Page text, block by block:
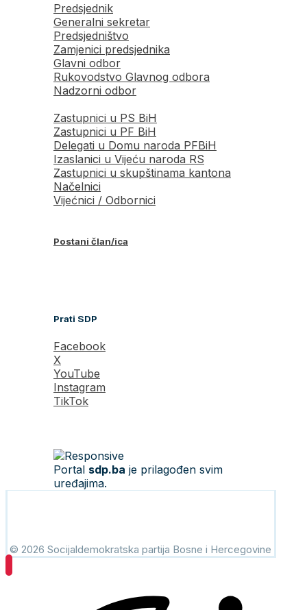
Predsjednik
Generalni sekretar
Predsjedništvo
Zamjenici predsjednika
Glavni odbor
Rukovodstvo Glavnog odbora
Nadzorni odbor
Zastupnici u PS BiH
Zastupnici u PF BiH
Delegati u Domu naroda PFBiH
Izaslanici u Vijeću naroda RS
Zastupnici u skupštinama kantona
Načelnici
Vijećnici / Odbornici
Postani član/ica
Prati SDP
Facebook
X
YouTube
Instagram
TikTok
Portal sdp.ba je prilagođen svim
uređajima.
© 2026 Socijaldemokratska partija Bosne i Hercegovine